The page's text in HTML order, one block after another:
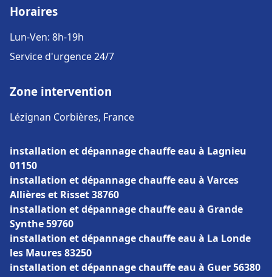
Horaires
Lun-Ven: 8h-19h
Service d'urgence 24/7
Zone intervention
Lézignan Corbières, France
installation et dépannage chauffe eau à Lagnieu
01150
installation et dépannage chauffe eau à Varces
Allières et Risset 38760
installation et dépannage chauffe eau à Grande
Synthe 59760
installation et dépannage chauffe eau à La Londe
les Maures 83250
installation et dépannage chauffe eau à Guer 56380